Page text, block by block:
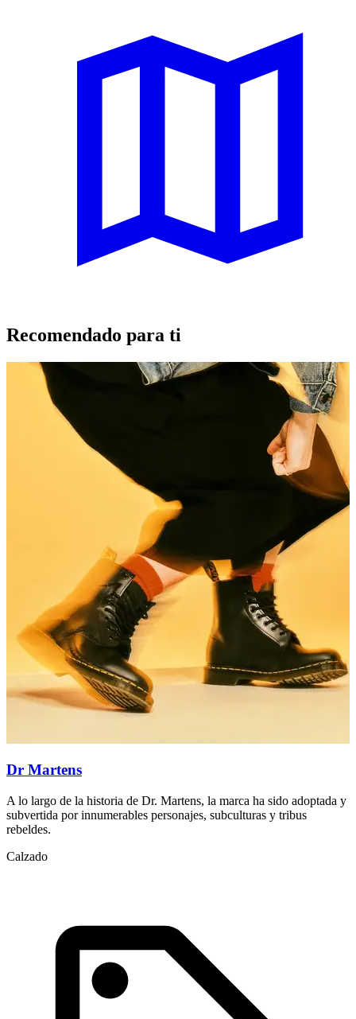
Recomendado para ti
Dr Martens
A lo largo de la historia de Dr. Martens, la marca ha sido adoptada y
subvertida por innumerables personajes, subculturas y tribus
rebeldes.
Calzado